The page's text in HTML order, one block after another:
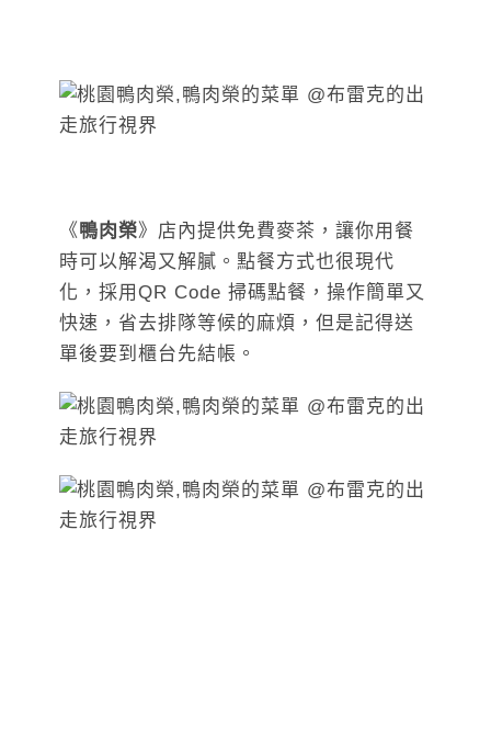
《鴨肉榮》店內提供免費麥茶，讓你用餐
時可以解渴又解膩。點餐方式也很現代
化，採用QR Code 掃碼點餐，操作簡單又
快速，省去排隊等候的麻煩，但是記得送
單後要到櫃台先結帳。